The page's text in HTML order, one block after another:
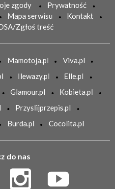
zgody
Prywatność
Mapa serwisu
Kontakt
Zgłoś treść
Mamotoja.pl
Viva.pl
Ilewazy.pl
Elle.pl
Glamour.pl
Kobieta.pl
Przyslijprzepis.pl
Burda.pl Cocolita.pl
do nas